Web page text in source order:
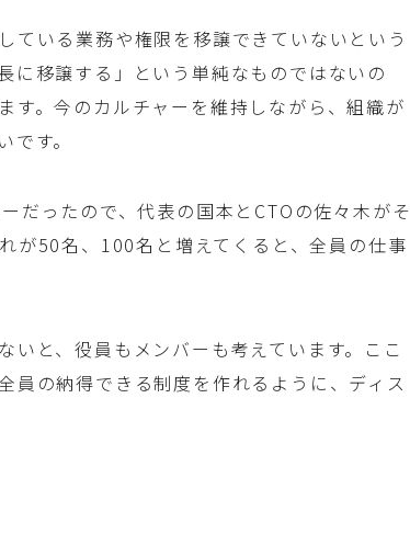
ている業務や権限を移譲できていないという
に移譲する」という単純なものではないの
す。今のカルチャーを維持しながら、組織が
す。
だったので、代表の国本とCTOの佐々木がそ
が50名、100名と増えてくると、全員の仕事
いと、役員もメンバーも考えています。ここ
員の納得できる制度を作れるように、ディス